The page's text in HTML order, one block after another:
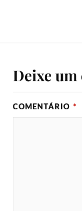
Deixe
COMENTÁRIO *